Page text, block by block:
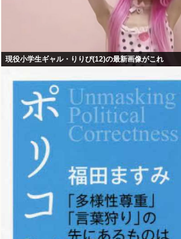
現役小学生ギャル・りりぴ(12)の最新画像がこれ